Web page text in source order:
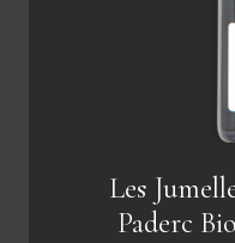
Les
Paderc